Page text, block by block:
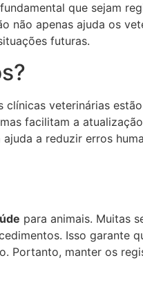
que sejam
não apenas ajuda os
futuras.
veterinárias
facilitam a
a reduzir erros
para animais. Muitas
Isso garante
Portanto, manter os